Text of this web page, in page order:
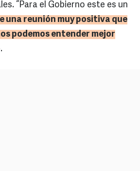
“Para el Gobierno este es un
una reunión muy positiva que
podemos entender mejor